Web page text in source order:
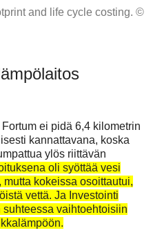
and life cycle costing. ©
ei pidä 6,4 kilometrin
kannattavana, koska
ylös riittävän
oli syöttää vesi
kokeissa osoittautui,
vettä. Ja Investointi
vaihtoehtoisiin